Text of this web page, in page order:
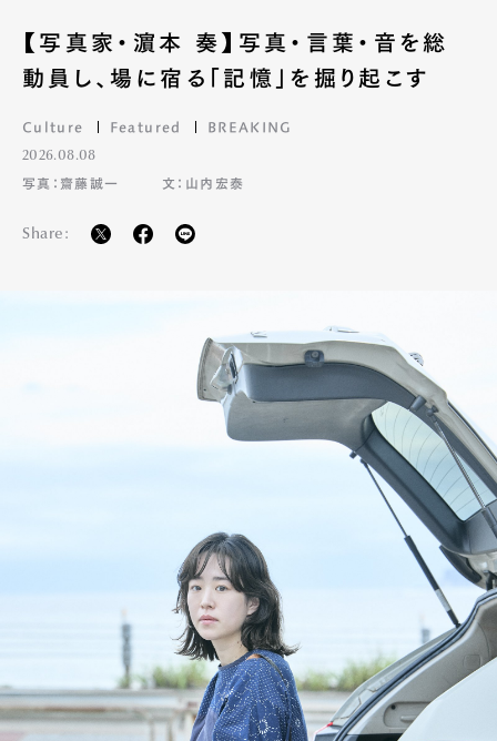
【写真家・濵本 奏】写真・言葉・音を総
動員し、場に宿る「記憶」を掘り起こす
Culture Featured BREAKING
2026.08.08
写真：齋藤誠一
文：山内宏泰
Share: